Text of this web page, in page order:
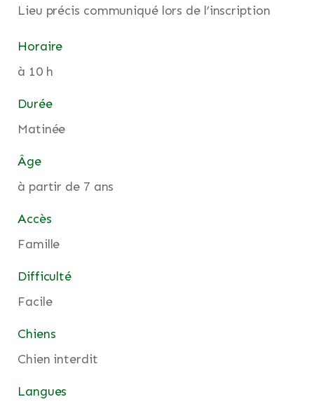
Lieu précis communiqué lors de l’inscription
Horaire
à 10 h
Durée
Matinée
Âge
à partir de 7 ans
Accès
Famille
Difficulté
Facile
Chiens
Chien interdit
Langues